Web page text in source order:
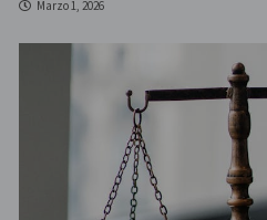
Marzo 1, 2026